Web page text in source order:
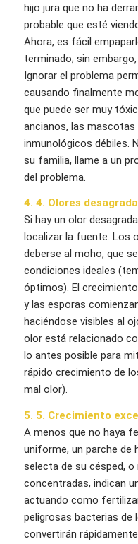
hijo jura que no ha
probable que esté
Ahora, es fácil
terminado; sin
Ignorar el problema
causando finalmente
que puede ser muy
ancianos, las
inmunológicos débiles.
su familia, llame a un
del problema.
4. 4. Olores
Si hay un olor
localizar la fuente. Los
deberse al moho, que
condiciones ideales
óptimos). El
y las esporas
haciéndose visibles al
olor está relacionado
lo antes posible para
rápido crecimiento de
mal olor).
5. 5. Crecimiento
A menos que no haya
uniforme, un parche de
selecta de su césped,
concentradas, indican
actuando como
peligrosas bacterias de
convertirán